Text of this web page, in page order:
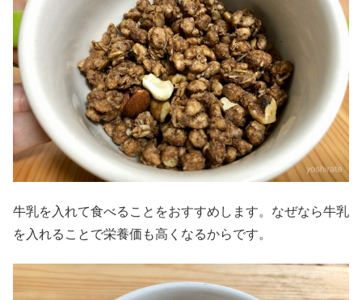
牛乳を入れて食べることをおすすめします。なぜなら牛乳
を入れることで栄養価も高くなるからです。